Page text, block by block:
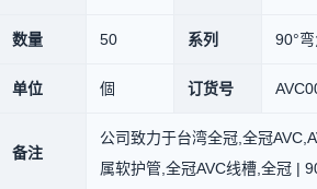
数量 50 系列 90°
单位 個 订货号
备注
公司致力于台湾全冠,全冠
属软护管,全冠AVC线槽,全冠 |